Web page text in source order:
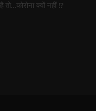
क्यों नहीं ⁉️